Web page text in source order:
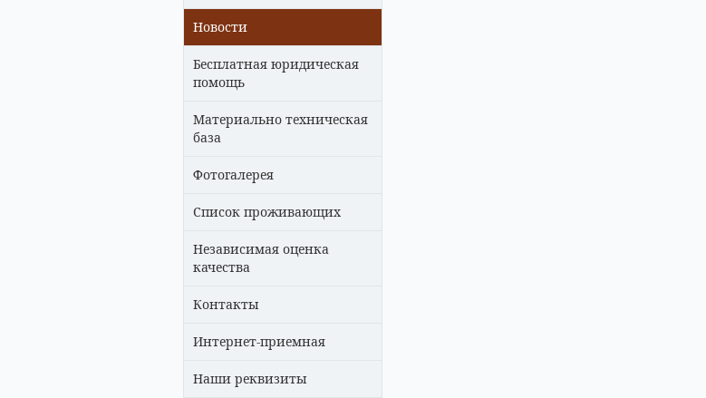
Новости
Бесплатная юридическая
помощь
Материально техническая
база
Фотогалерея
Список проживающих
Независимая оценка
качества
Контакты
Интернет-приемная
Наши реквизиты